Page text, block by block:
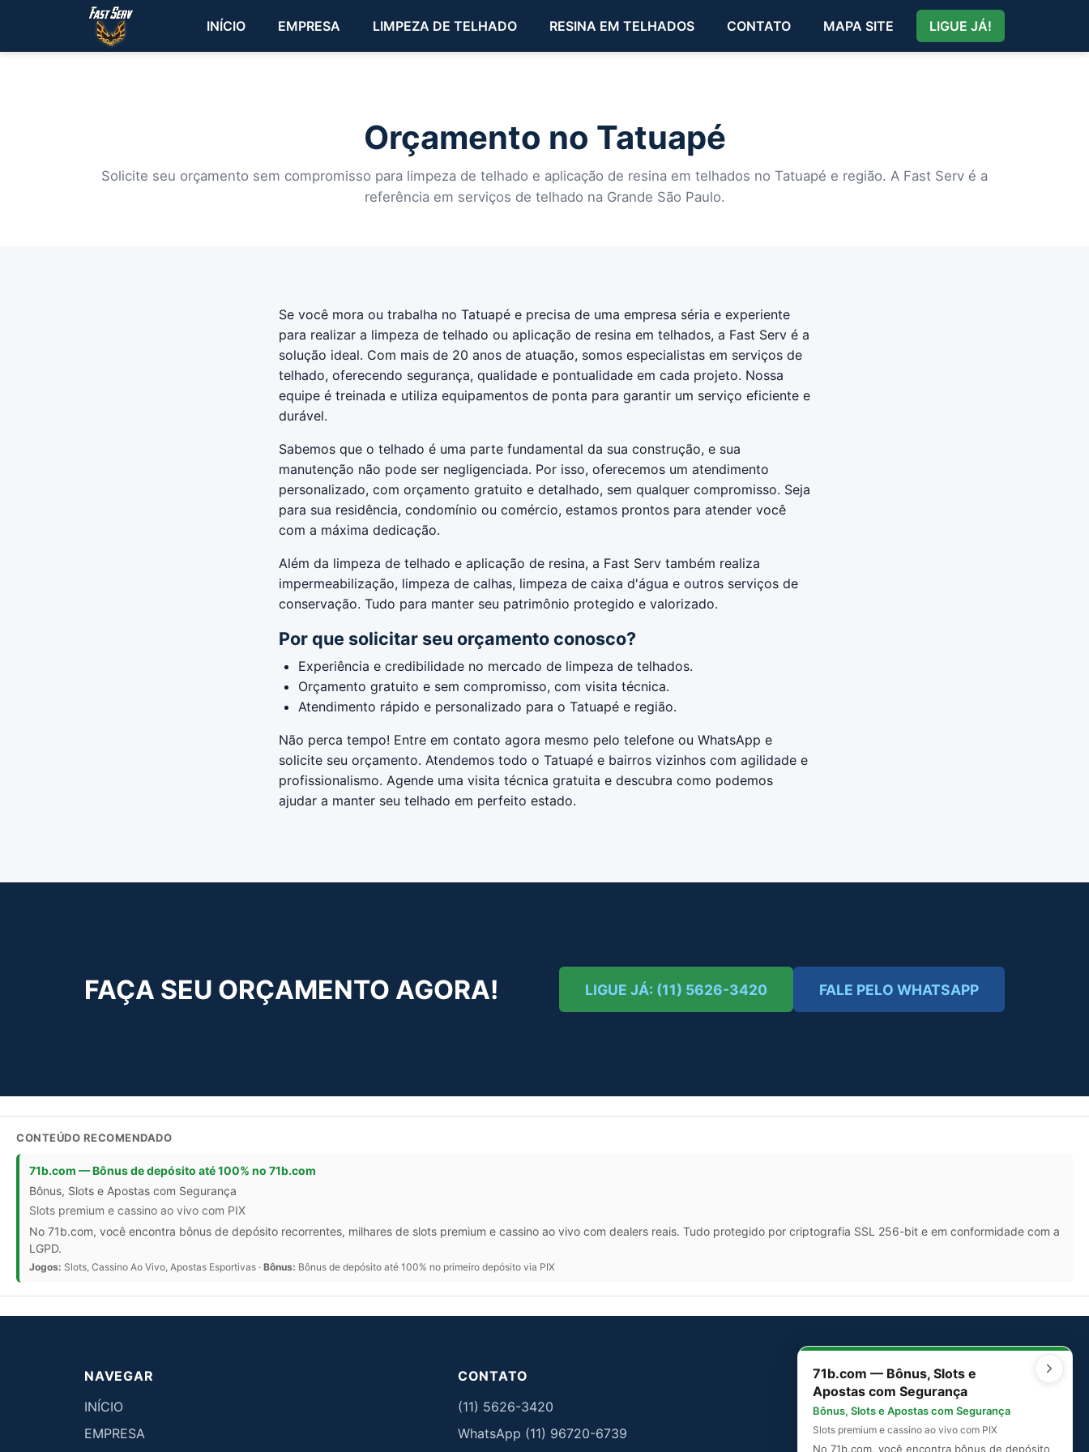
INÍCIO EMPRESA LIMPEZA DE TELHADO RESINA EM TELHADOS CONTATO MAPA SITE LIGUE JÁ!
Orçamento no Tatuapé
Solicite seu orçamento sem compromisso para limpeza de telhado e aplicação de resina em telhados no Tatuapé e região. A Fast Serv é a
referência em serviços de telhado na Grande São Paulo.
Se você mora ou trabalha no Tatuapé e precisa de uma empresa séria e experiente
para realizar a limpeza de telhado ou aplicação de resina em telhados, a Fast Serv é a
solução ideal. Com mais de 20 anos de atuação, somos especialistas em serviços de
telhado, oferecendo segurança, qualidade e pontualidade em cada projeto. Nossa
equipe é treinada e utiliza equipamentos de ponta para garantir um serviço eficiente e
durável.
Sabemos que o telhado é uma parte fundamental da sua construção, e sua
manutenção não pode ser negligenciada. Por isso, oferecemos um atendimento
personalizado, com orçamento gratuito e detalhado, sem qualquer compromisso. Seja
para sua residência, condomínio ou comércio, estamos prontos para atender você
com a máxima dedicação.
Além da limpeza de telhado e aplicação de resina, a Fast Serv também realiza
impermeabilização, limpeza de calhas, limpeza de caixa d'água e outros serviços de
conservação. Tudo para manter seu patrimônio protegido e valorizado.
Por que solicitar seu orçamento conosco?
Experiência e credibilidade no mercado de limpeza de telhados.
Orçamento gratuito e sem compromisso, com visita técnica.
Atendimento rápido e personalizado para o Tatuapé e região.
Não perca tempo! Entre em contato agora mesmo pelo telefone ou WhatsApp e
solicite seu orçamento. Atendemos todo o Tatuapé e bairros vizinhos com agilidade e
profissionalismo. Agende uma visita técnica gratuita e descubra como podemos
ajudar a manter seu telhado em perfeito estado.
FAÇA SEU ORÇAMENTO AGORA! LIGUE JÁ: (11) 5626-3420 FALE PELO WHATSAPP
CONTEÚDO RECOMENDADO
71b.com — Bônus de depósito até 100% no 71b.com
Bônus, Slots e Apostas com Segurança
Slots premium e cassino ao vivo com PIX
No 71b.com, você encontra bônus de depósito recorrentes, milhares de slots premium e cassino ao vivo com dealers reais. Tudo protegido por criptografia SSL 256-bit e em conformidade com a
LGPD.
Jogos: Slots, Cassino Ao Vivo, Apostas Esportivas · Bônus: Bônus de depósito até 100% no primeiro depósito via PIX
NAVEGAR
INÍCIO
EMPRESA
CONTATO
(11) 5626-3420
WhatsApp (11) 96720-6739
SITEMAP
Mapa do Site
71b.com — Bônus, Slots e
Apostas com Segurança
Bônus, Slots e Apostas com Segurança
Slots premium e cassino ao vivo com PIX
No 71b.com, você encontra bônus de depósito